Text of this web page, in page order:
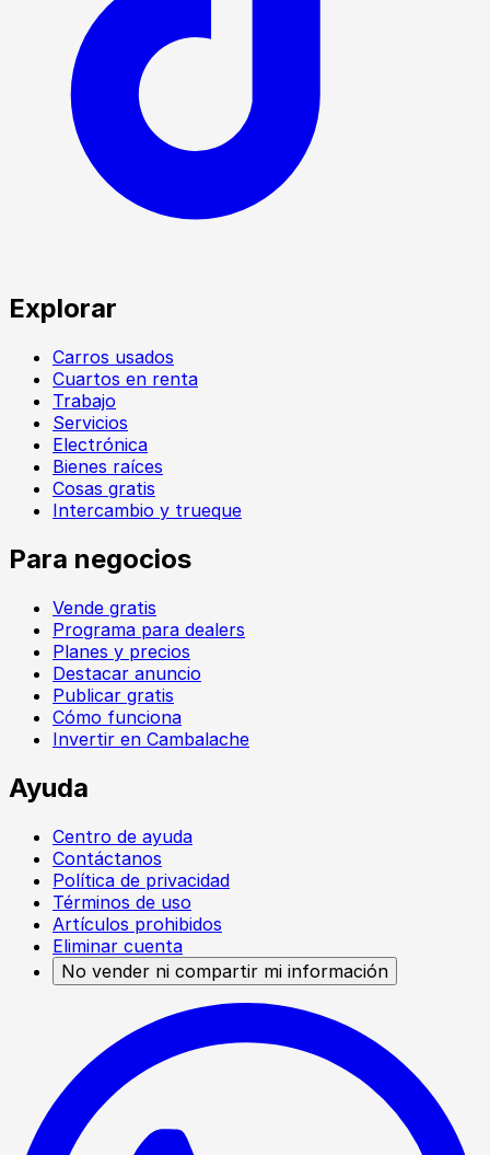
Explorar
Carros usados
Cuartos en renta
Trabajo
Servicios
Electrónica
Bienes raíces
Cosas gratis
Intercambio y trueque
Para negocios
Vende gratis
Programa para dealers
Planes y precios
Destacar anuncio
Publicar gratis
Cómo funciona
Invertir en Cambalache
Ayuda
Centro de ayuda
Contáctanos
Política de privacidad
Términos de uso
Artículos prohibidos
Eliminar cuenta
No vender ni compartir mi información